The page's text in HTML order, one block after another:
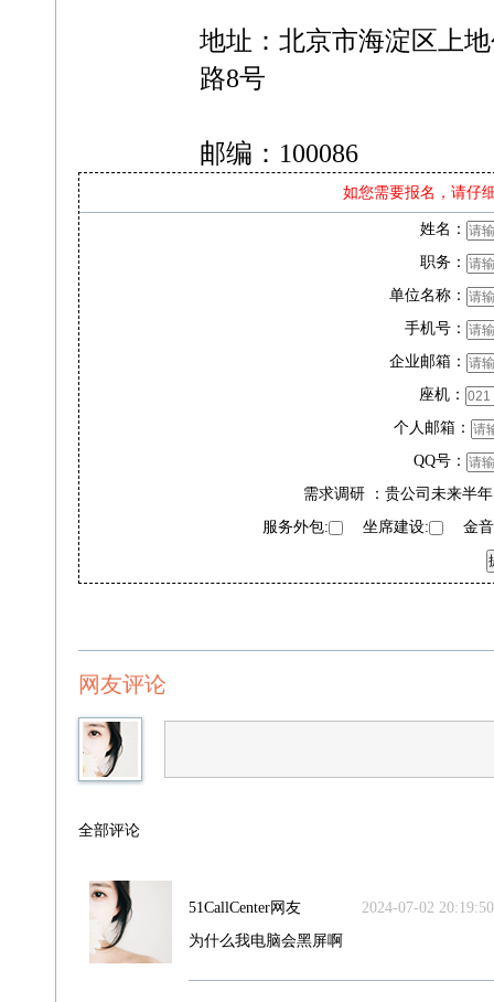
地址：北京市海淀区上
路8号
邮编：100086
如您需要报名，请仔
姓名：
职务：
单位名称：
手机号：
企业邮箱：
座机：
个人邮箱：
QQ号：
需求调研 ：贵公司未来半
服务外包:
坐席建设: 金音
网友评论
全部评论
51CallCenter网友
2024-07-02 20:19:50
为什么我电脑会黑屏啊